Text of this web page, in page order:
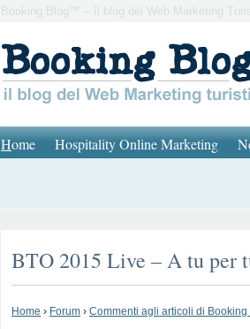
Booking Blog™ – Il blog del Web Marketing
Home Hospitality Online Marketing
BTO 2015 Live – A tu per
Home › Forum › Commenti agli articoli di Booking